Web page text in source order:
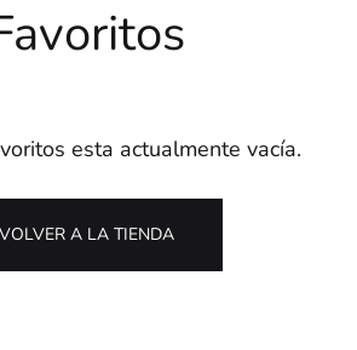
esta actualmente vacía.
VOLVER A LA TIENDA